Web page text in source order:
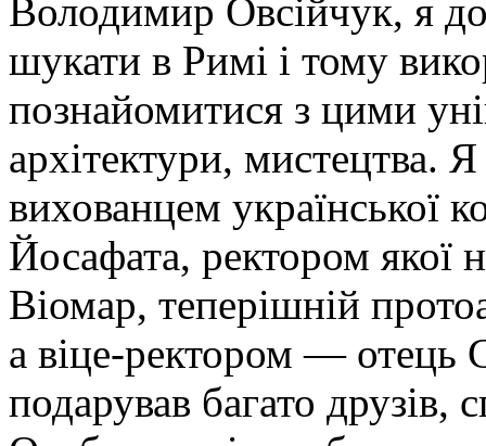
Володимир Овсійчук, я
шукати в Римі і тому
познайомитися з цими
архітектури, мистецтва.
вихованцем української
Йосафата, ректором якої
Віомар, теперішній
а віце-ректором — отець
подарував багато друзів,